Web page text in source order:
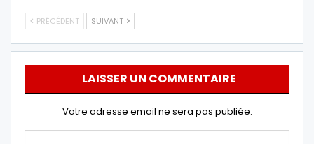
PRÉCÉDENT SUIVANT
LAISSER UN COMMENTAIRE
Votre adresse email ne sera pas publiée.